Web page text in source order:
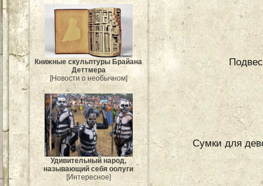
Книжные скульптуры Брайана
Деттмера
[Новости о необычном]
Удивительный народ,
называющий себя оолуги
[Интересное]
Сумки для